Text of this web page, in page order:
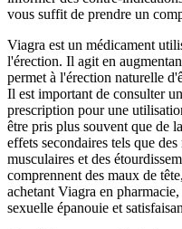
vous suffit de prendre un
Viagra est un médicament
l'érection. Il agit en
permet à l'érection naturelle
Il est important de consulter
prescription pour une
être pris plus souvent que de
effets secondaires tels que
musculaires et des
comprennent des maux de
achetant Viagra en
sexuelle épanouie et